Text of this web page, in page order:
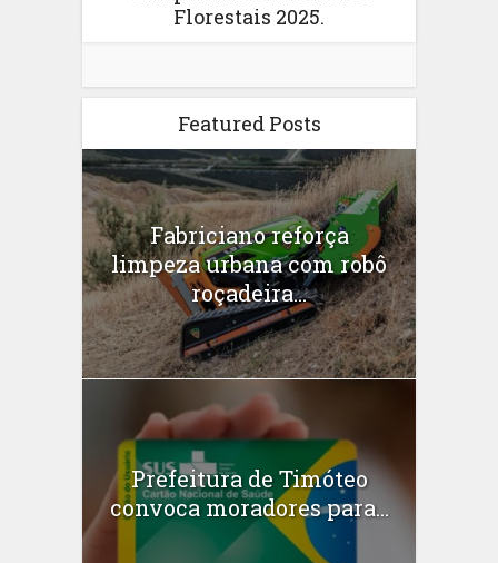
Florestais 2025.
Featured Posts
Fabriciano reforça
limpeza urbana com robô
roçadeira...
Prefeitura de Timóteo
convoca moradores para...